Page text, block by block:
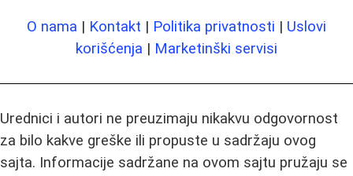
O nama | Kontakt | Politika privatnosti | Uslovi
korišćenja | Marketinški servisi
Urednici i autori ne preuzimaju nikakvu odgovornost
za bilo kakve greške ili propuste u sadržaju ovog
sajta. Informacije sadržane na ovom sajtu pružaju se